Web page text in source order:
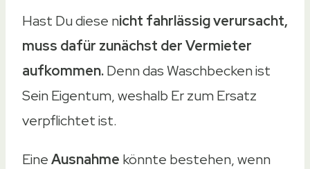
Hast Du diese nicht fahrlässig verursacht,
muss dafür zunächst der Vermieter
aufkommen.Denn das Waschbecken ist
Sein Eigentum, weshalb Er zum Ersatz
verpflichtet ist.
EineAusnahme könnte bestehen, wenn